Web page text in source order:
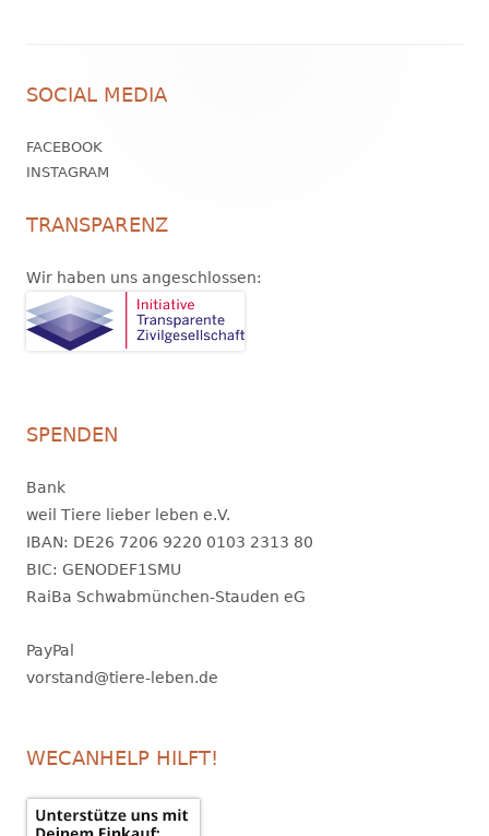
Inhalt
SOCIAL MEDIA
FACEBOOK
INSTAGRAM
TRANSPARENZ
Wir haben uns angeschlossen:
SPENDEN
Bank
weil Tiere lieber leben e.V.
IBAN: DE26 7206 9220 0103 2313 80
BIC: GENODEF1SMU
RaiBa Schwabmünchen-Stauden eG
PayPal
vorstand@tiere-leben.de
WECANHELP HILFT!